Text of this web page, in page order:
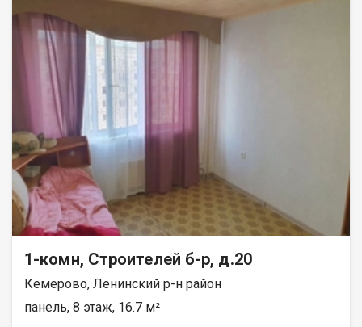
На кухне стены отделаны плиткой. Имеется подполье. В
квартире 2 стальные двери. Имеется холодный тамбур.
Крыша покрыта новым шифером. Наружные стены покрыты
профлистом, качественно утеплены минватой. Территория
огорожена высоким забором из профлиста.Оборудована
бетонная площадка для стоянки грузового автомобиля.
Имеются калитка и двухстворчатые ворота. В доме сделана
канализация. Площадь земельного участка 3,5 сотки. Или
обмен на КГТ, однокомнатную квартиру с доплатой. При
продаже бытовая техника: холодильник, стиральная машина,
бойлер, телевизор, вся мебель остаются. Отопление печное.
Лена Васильева
1-комн, Строителей б-р, д.20
Кемерово, Ленинский р-н район
панель, 8 этаж, 16.7 м²